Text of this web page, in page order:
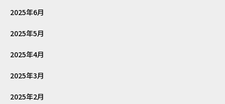
2025年6月
2025年5月
2025年4月
2025年3月
2025年2月